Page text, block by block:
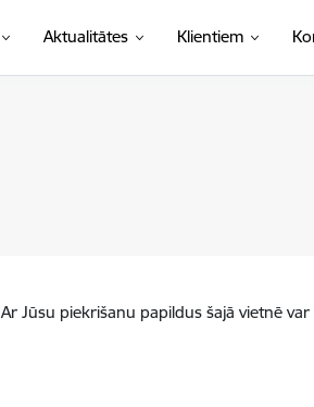
Aktualitātes Klientiem
Jūsu piekrišanu papildus šajā vietnē